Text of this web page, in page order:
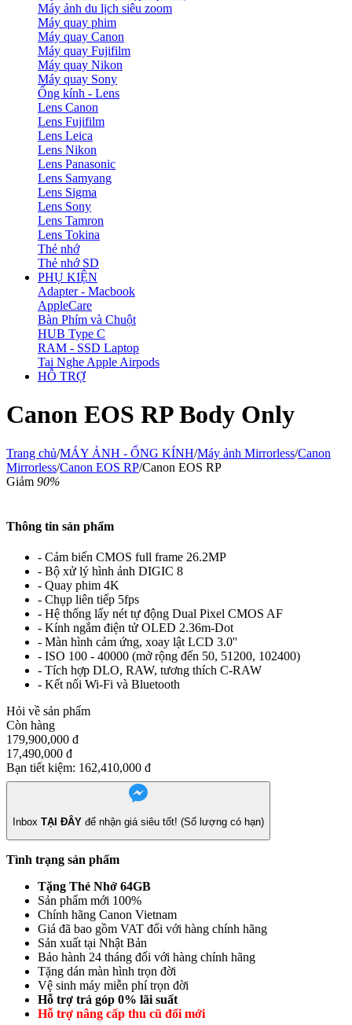
Máy ảnh du lịch siêu zoom
Máy quay phim
Máy quay Canon
Máy quay Fujifilm
Máy quay Nikon
Máy quay Sony
Ống kính - Lens
Lens Canon
Lens Fujifilm
Lens Leica
Lens Nikon
Lens Panasonic
Lens Samyang
Lens Sigma
Lens Sony
Lens Tamron
Lens Tokina
Thẻ nhớ
Thẻ nhớ SD
PHỤ KIỆN
Adapter - Macbook
AppleCare
Bàn Phím và Chuột
HUB Type C
RAM - SSD Laptop
Tai Nghe Apple Airpods
HỖ TRỢ
Canon EOS RP Body Only
Trang chủ/MÁY ẢNH - ỐNG KÍNH/Máy ảnh Mirrorless/Canon
Mirrorless/Canon EOS RP/Canon EOS RP
Giảm 90%
Thông tin sản phẩm
- Cảm biến CMOS full frame 26.2MP
- Bộ xử lý hình ảnh DIGIC 8
- Quay phim 4K
- Chụp liên tiếp 5fps
- Hệ thống lấy nét tự động Dual Pixel CMOS AF
- Kính ngắm điện tử OLED 2.36m-Dot
- Màn hình cảm ứng, xoay lật LCD 3.0''
- ISO 100 - 40000 (mở rộng đến 50, 51200, 102400)
- Tích hợp DLO, RAW, tương thích C-RAW
- Kết nối Wi-Fi và Bluetooth
Hỏi về sản phẩm
Còn hàng
179,900,000 đ
17,490,000 đ
Bạn tiết kiệm: 162,410,000 đ
Inbox TẠI ĐÂY để nhận giá siêu tốt! (Số lượng có hạn)
Tình trạng sản phẩm
Tặng Thẻ Nhớ 64GB
Sản phẩm mới 100%
Chính hãng Canon Vietnam
Giá đã bao gồm VAT đối với hàng chính hãng
Sản xuất tại Nhật Bản
Bảo hành 24 tháng đối với hàng chính hãng
Tặng dán màn hình trọn đời
Vệ sinh máy miễn phí trọn đời
Hỗ trợ trả góp 0% lãi suất
Hỗ trợ nâng cấp thu cũ đổi mới